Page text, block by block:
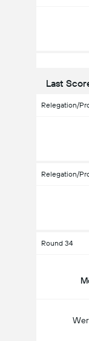
Last
Relegation/
Relegation/
Round 34